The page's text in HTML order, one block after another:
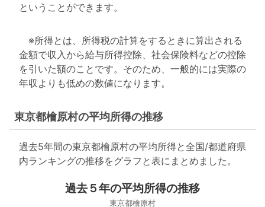
ということができます。
※所得とは、所得税の計算をするときに算出される
金額で収入から給与所得控除、社会保険料などの控除
を引いた額のことです。そのため、一般的には実際の
年収よりも低めの数値になります。
東京都檜原村の平均所得の推移
過去5年間の東京都檜原村の平均所得と全国/都道府県
内ランキングの推移をグラフと表にまとめました。
過去５年の平均所得の推移
東京都檜原村